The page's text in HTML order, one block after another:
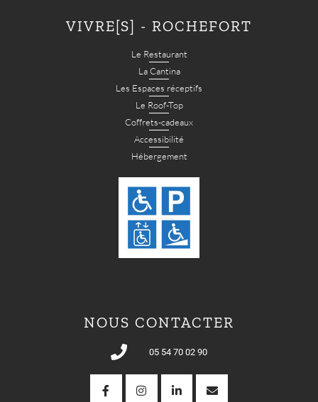
VIVRE[S] - ROCHEFORT
Le Restaurant
La Cantina
Les Espaces réceptifs
Le Roof-Top
Coffrets-cadeaux
Accessibilité
Hébergement
NOUS CONTACTER
05 54 70 02 90